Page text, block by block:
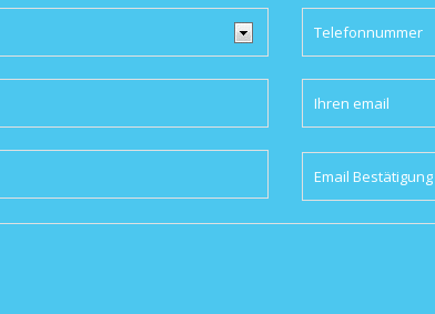
leave
this
field
empty.